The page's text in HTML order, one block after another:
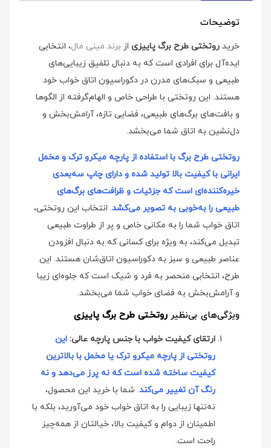
توضیحات
خرید روتختی طرح برگ پاییزی از برند مینی‌ مال، انتخابی
ایده‌آل برای افرادی است که به دنبال تلفیق زیبایی‌های
طبیعی و سبک‌های مدرن در دکوراسیون اتاق خواب خود
هستند. این روتختی با طراحی خاص و الهام‌گرفته از الگوها
و بافت‌های برگ‌های طبیعی، فضایی تازه، آرامش‌بخش و
دل‌نشین به اتاق شما می‌بخشد.
روتختی طرح برگ با استفاده از پارچه میکرو ترک و مخمل
ایرانی با کیفیت بالا تولید شده و دارای چاپ سه‌بعدی
خیره‌کننده‌ای است که جزئیات و ظرافت‌های برگ‌های
طبیعی را به‌خوبی به تصویر می‌کشد. انتخاب این روتختی،
اتاق خواب شما را به مکانی خاص و پر از طراوت طبیعی
تبدیل می‌کند، به ویژه برای کسانی که به دنبال افزودن
عناصر طبیعی و سبز به دکوراسیون اتاق‌شان هستند. این
طرح، انتخابی منحصر به فرد و شیک است که جلوه‌ای زیبا
و آرامش‌بخش به فضای خواب شما می‌بخشد.
ویژگی‌های بی‌نظیر روتختی طرح برگ پاییزی
ارتقای کیفیت خواب با جنس پارچه عالی: این
روتختی از پارچه میکرو ترک یا مخمل با بالاترین
کیفیت ساخته شده است که نه پرز می‌دهد و نه
رنگ آن تغییر می‌کند. شما با خرید این محصول،
نه‌تنها زیبایی را به اتاق خواب خود می‌آورید، بلکه با
اطمینان از دوام و کیفیت بالا، خیالتان از همه‌چیز
راحت است.